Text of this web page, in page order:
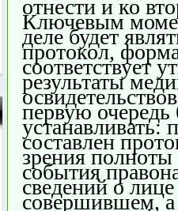
отнести и ко
Ключевым
деле будет
протокол,
соответствует
результаты
первую очередь
устанавливать:
составлен
зрения полноты
события
сведений о лице
совершившем, а